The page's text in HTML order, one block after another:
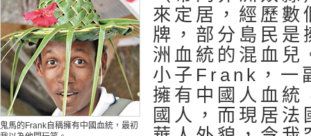
鬼馬的Frank自稱擁有中國血統，最初
來定居，經歷數
牌，部分島民是
洲血統的混血兒
小子Frank，一
擁有中國人血統
國人，而現居